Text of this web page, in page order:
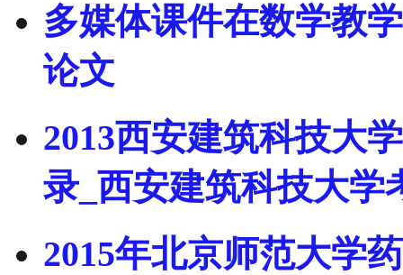
多媒体课件在数学教
论文
2013西安建筑科技大
录_西安建筑科技大学
2015年北京师范大学